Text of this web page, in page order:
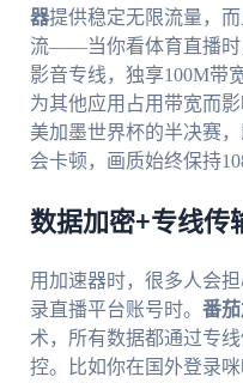
器提供稳定无限流量，
流——当你看体育直播时
影音专线，独享100M带
为其他应用占用带宽而
美加墨世界杯的半决赛
会卡顿，画质始终保持
数据加密+专线传
用加速器时，很多人会
录直播平台账号时。 番
术，所有数据都通过专
控。比如你在国外登录